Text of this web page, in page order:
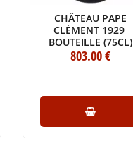
CHÂTEAU PAPE
CLÉMENT 1929
BOUTEILLE (75CL)
803.00€